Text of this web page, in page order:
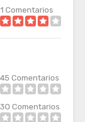
1 Comentarios
45 Comentarios
30 Comentarios